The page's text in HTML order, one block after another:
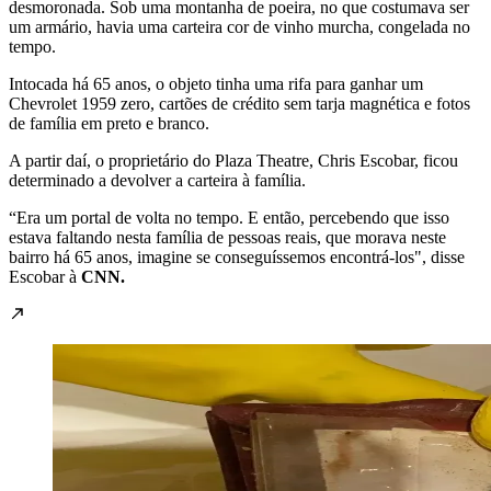
desmoronada. Sob uma montanha de poeira, no que costumava ser
um armário, havia uma carteira cor de vinho murcha, congelada no
tempo.
Intocada há 65 anos, o objeto tinha uma rifa para ganhar um
Chevrolet 1959 zero, cartões de crédito sem tarja magnética e fotos
de família em preto e branco.
A partir daí, o proprietário do Plaza Theatre, Chris Escobar, ficou
determinado a devolver a carteira à família.
“Era um portal de volta no tempo. E então, percebendo que isso
estava faltando nesta família de pessoas reais, que morava neste
bairro há 65 anos, imagine se conseguíssemos encontrá-los", disse
Escobar à CNN.